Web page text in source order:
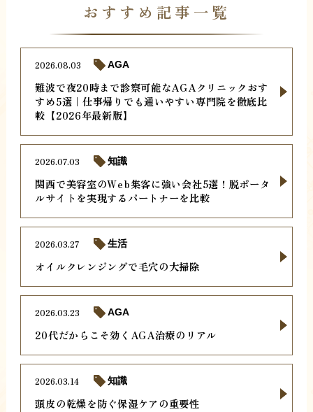
おすすめ記事一覧
難波で夜20時まで診察可能なAGAクリニックおす
すめ5選｜仕事帰りでも通いやすい専門院を徹底比
較【2026年最新版】
2026.08.03 AGA
関西で美容室のWeb集客に強い会社5選！脱ポータ
ルサイトを実現するパートナーを比較
2026.07.03 知識
オイルクレンジングで毛穴の大掃除
2026.03.27 生活
20代だからこそ効くAGA治療のリアル
2026.03.23 AGA
頭皮の乾燥を防ぐ保湿ケアの重要性
2026.03.14 知識